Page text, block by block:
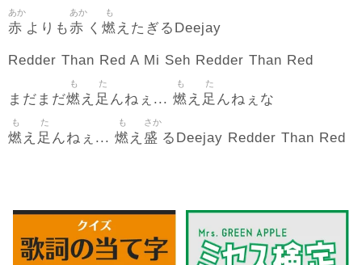
赤
あか
よりも赤
あか
く 燃
も
えたぎるDeejay
Redder Than Red A Mi Seh Redder Than Red
まだまだ燃
も
え 足
た
んねぇ... 燃
も
え 足
た
んねぇな
燃
も
え 足
た
んねぇ... 燃
も
え 盛
さか
るDeejay Redder Than Red